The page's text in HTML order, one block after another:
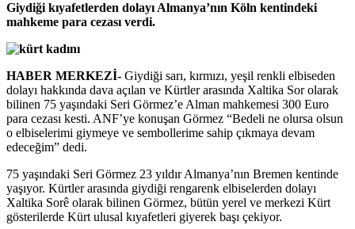
Giydiği kıyafetlerden dolayı Almanya’nın Köln kentindeki
mahkeme para cezası verdi.
HABER MERKEZİ- Giydiği sarı, kırmızı, yeşil renkli elbiseden
dolayı hakkında dava açılan ve Kürtler arasında Xaltika Sor olarak
bilinen 75 yaşındaki Seri Görmez’e Alman mahkemesi 300 Euro
para cezası kesti. ANF’ye konuşan Görmez “Bedeli ne olursa olsun
o elbiselerimi giymeye ve sembollerime sahip çıkmaya devam
edeceğim” dedi.
75 yaşındaki Seri Görmez 23 yıldır Almanya’nın Bremen kentinde
yaşıyor. Kürtler arasında giydiği rengarenk elbiselerden dolayı
Xaltika Sorê olarak bilinen Görmez, bütün yerel ve merkezi Kürt
gösterilerde Kürt ulusal kıyafetleri giyerek başı çekiyor.